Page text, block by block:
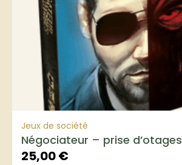
Jeux de société
Négociateur – prise d’otages
25,00€